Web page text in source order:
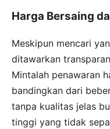
Harga Bersaing
Meskipun mencari
ditawarkan
Mintalah penawaran
bandingkan dari
tanpa kualitas jelas
tinggi yang tidak